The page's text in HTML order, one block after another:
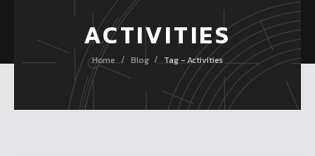
ACTIVITIES
Home / Blog / Tag - Activities